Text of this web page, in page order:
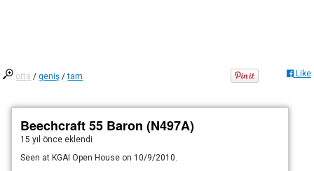
orta /geniş /tam Like
Beechcraft 55 Baron (N497A)
15 yıl önce eklendi
Seen at KGAI Open House on 10/9/2010.